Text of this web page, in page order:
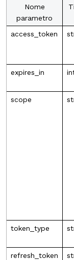
Nome
parametro
access_token
expires_in
scope
token_type
refresh_token